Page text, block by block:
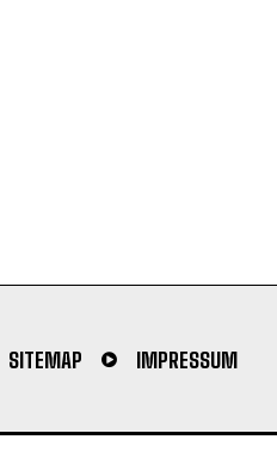
SITEMAP IMPRESSUM